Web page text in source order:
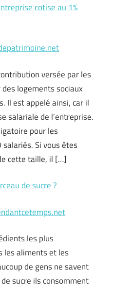
cotise au 1%
versée par les
logements sociaux
Il est appelé ainsi, car il
salariale de l’entreprise.
pour les
Si vous êtes
cette taille, il […]
de sucre ?
les plus
les aliments et les
de gens ne savent
sucre ils consomment